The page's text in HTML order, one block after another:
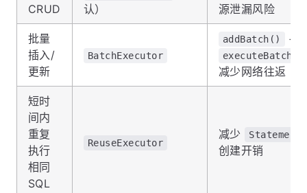
CRUD
认）
源泄漏风险
批量
插入/
更新
BatchExecutor
addBatch() +
executeBatch()
减少网络往返
短时
间内
重复
执行
相同
SQL
ReuseExecutor
减少 Statement
创建开销